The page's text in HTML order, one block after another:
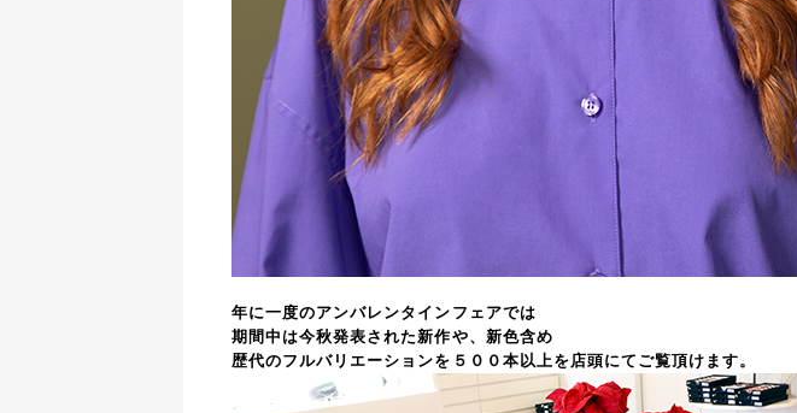
年に一度のアンバレンタインフェアでは
期間中は今秋発表された新作や、新色含め
歴代のフルバリエーションを５００本以上を店頭にてご覧頂けます。